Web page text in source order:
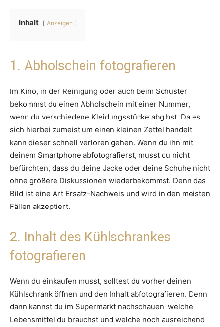
Inhalt Anzeigen
1. Abholschein fotografieren
Im Kino, in der Reinigung oder auch beim Schuster
bekommst du einen Abholschein mit einer Nummer,
wenn du verschiedene Kleidungsstücke abgibst. Da es
sich hierbei zumeist um einen kleinen Zettel handelt,
kann dieser schnell verloren gehen. Wenn du ihn mit
deinem Smartphone abfotografierst, musst du nicht
befürchten, dass du deine Jacke oder deine Schuhe nicht
ohne größere Diskussionen wiederbekommst. Denn das
Bild ist eine Art Ersatz-Nachweis und wird in den meisten
Fällen akzeptiert.
2. Inhalt des Kühlschrankes
fotografieren
Wenn du einkaufen musst, solltest du vorher deinen
Kühlschrank öffnen und den Inhalt abfotografieren. Denn
dann kannst du im Supermarkt nachschauen, welche
Lebensmittel du brauchst und welche noch ausreichend